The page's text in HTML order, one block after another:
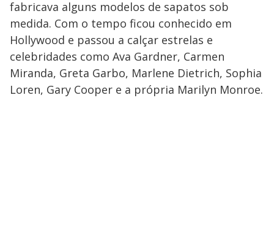
fabricava alguns modelos de sapatos sob
medida. Com o tempo ficou conhecido em
Hollywood e passou a calçar estrelas e
celebridades como Ava Gardner, Carmen
Miranda, Greta Garbo, Marlene Dietrich, Sophia
Loren, Gary Cooper e a própria Marilyn Monroe.